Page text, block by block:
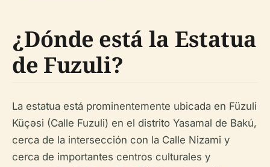
¿Dónde está la Estatua
de Fuzuli?
La estatua está prominentemente ubicada en Füzuli
Küçəsi (Calle Fuzuli) en el distrito Yasamal de Bakú,
cerca de la intersección con la Calle Nizami y
cerca de importantes centros culturales y